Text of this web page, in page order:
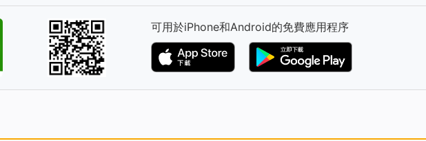
可用於iPhone和Android的免費應用程序